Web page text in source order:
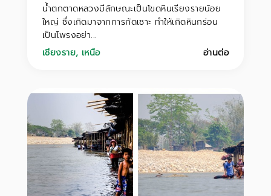
น้ำตกตาดหลวงมีลักษณะเป็นโขดหินเรียงรายน้อย
ใหญ่ ซึ่งเกิดมาจากการกัดเซาะ ทำให้เกิดหินกร่อน
เป็นโพรงอย่า...
เชียงราย, เหนือ อ่านต่อ